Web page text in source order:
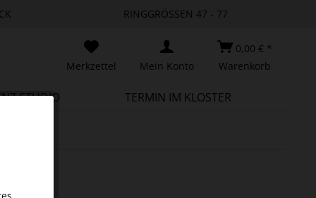
RINGGRÖSSEN 47 - 77
Merkzettel Mein Konto
0,00 € *
Warenkorb
STUDIO TERMIN IM KLOSTER